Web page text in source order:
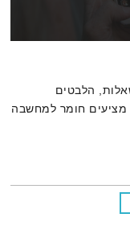
הלבטים
מציעים חומר למחשבה